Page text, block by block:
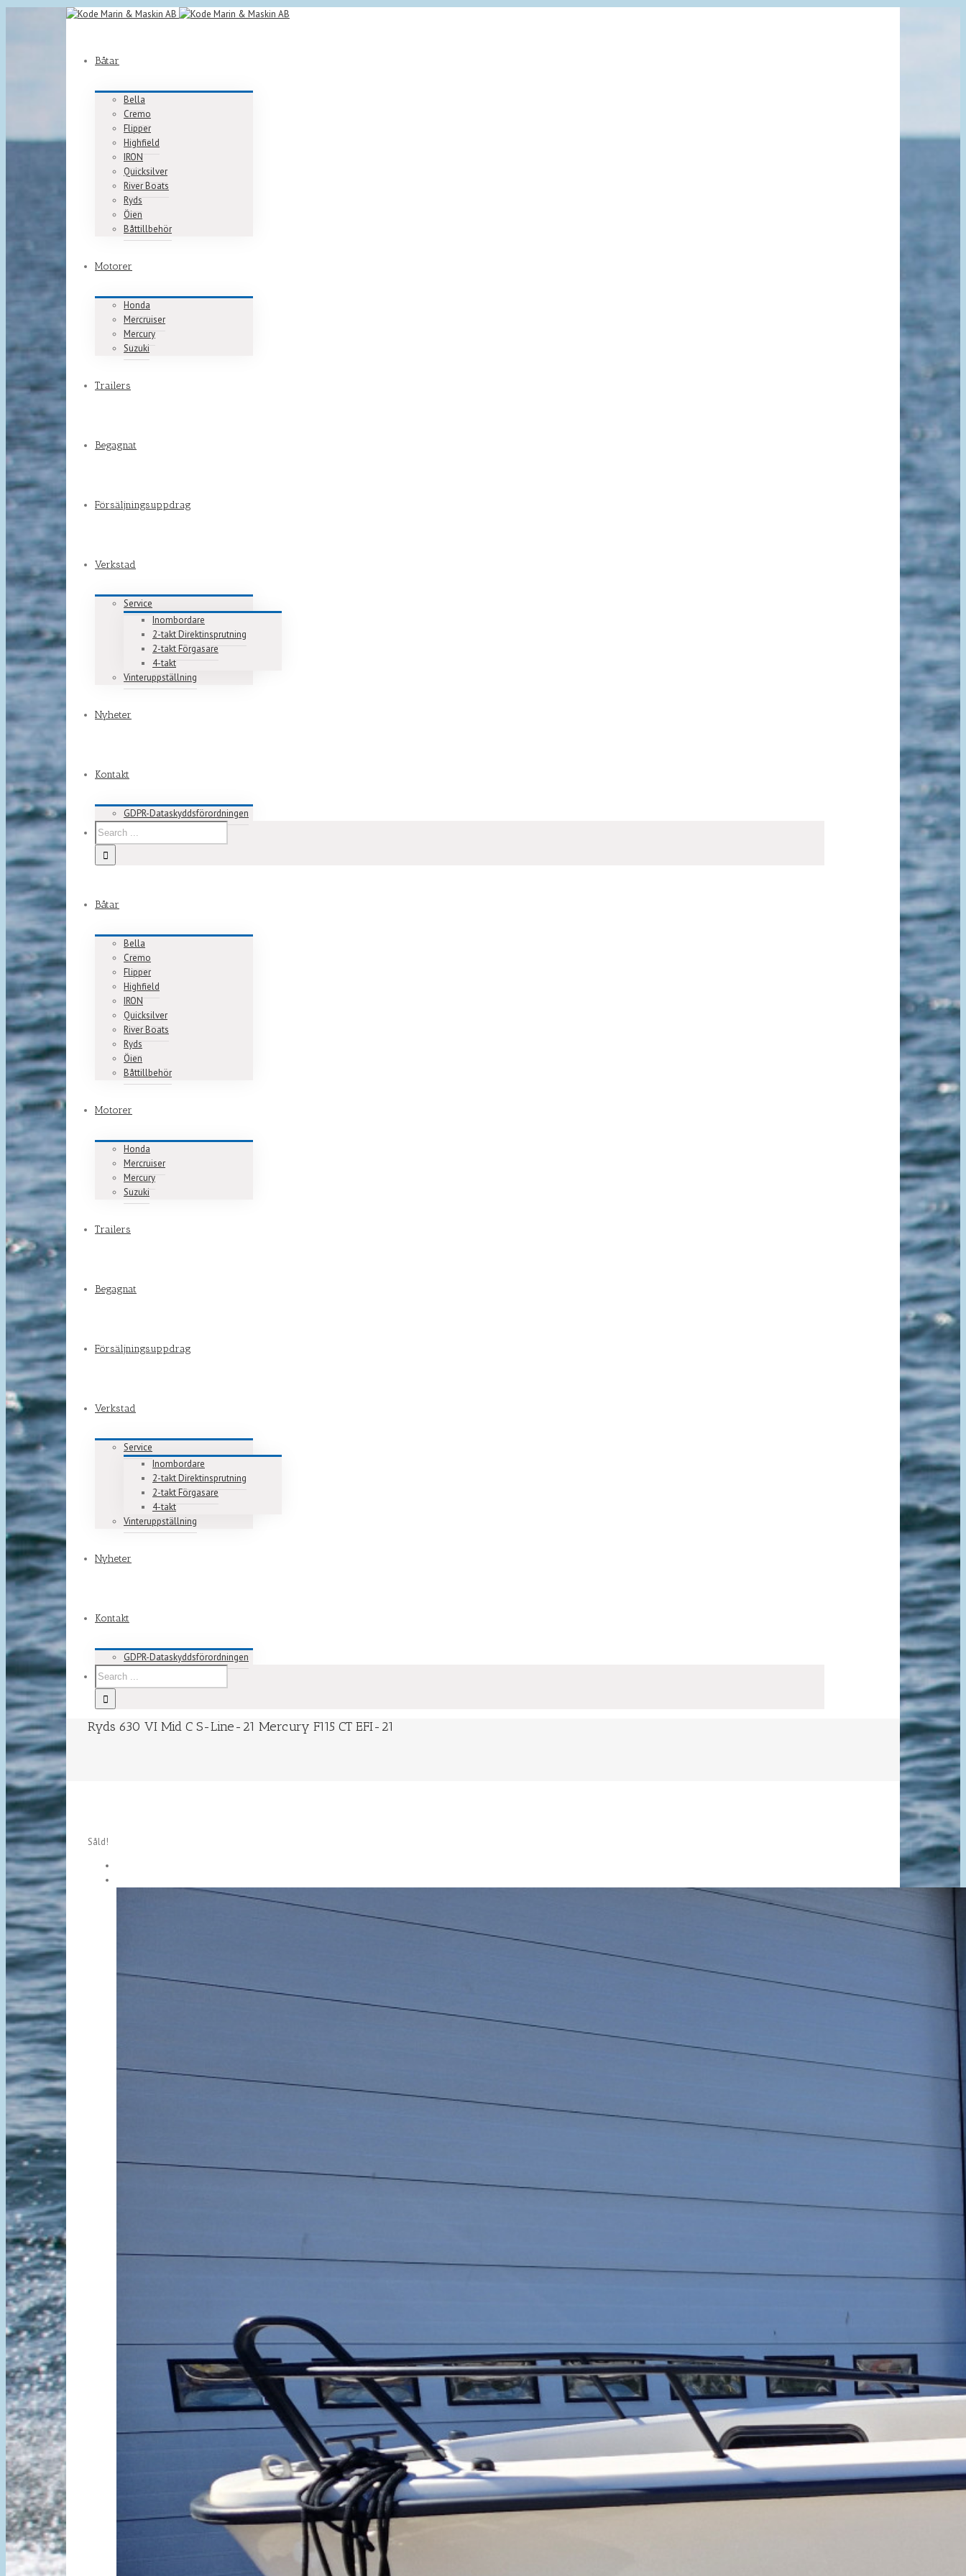
Båtar
Bella
Cremo
Flipper
Highfield
IRON
Quicksilver
River Boats
Ryds
Öien
Båttillbehör
Motorer
Honda
Mercruiser
Mercury
Suzuki
Trailers
Begagnat
Försäljningsuppdrag
Verkstad
Service
Inombordare
2-takt Direktinsprutning
2-takt Förgasare
4-takt
Vinteruppställning
Nyheter
Kontakt
GDPR-Dataskyddsförordningen
Båtar
Bella
Cremo
Flipper
Highfield
IRON
Quicksilver
River Boats
Ryds
Öien
Båttillbehör
Motorer
Honda
Mercruiser
Mercury
Suzuki
Trailers
Begagnat
Försäljningsuppdrag
Verkstad
Service
Inombordare
2-takt Direktinsprutning
2-takt Förgasare
4-takt
Vinteruppställning
Nyheter
Kontakt
GDPR-Dataskyddsförordningen
Ryds 630 VI Mid C S-Line-21 Mercury F115 CT EFI-21
Såld!